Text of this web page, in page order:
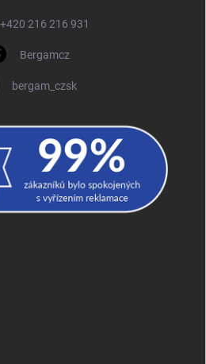
+420 216 216 931
Bergamcz
bergam_czsk